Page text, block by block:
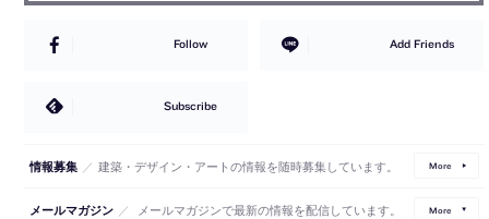
Follow Add Friends
Subscribe
情報募集 ／ 建築・デザイン・アートの情報を随時募集しています。 More
メールマガジン ／ メールマガジンで最新の情報を配信しています。 More